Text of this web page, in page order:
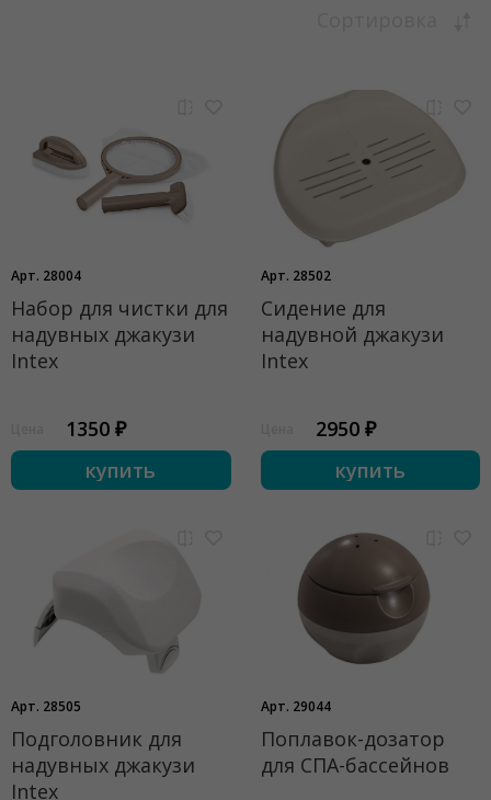
Арт. 28004
Набор для чистки для
надувных джакузи
Intex
1350 ₽
купить
Арт. 28502
Сидение для
надувной джакузи
Intex
2950 ₽
купить
Арт. 28505
Подголовник для
надувных джакузи
Intex
Арт. 29044
Поплавок-дозатор
для СПА-бассейнов